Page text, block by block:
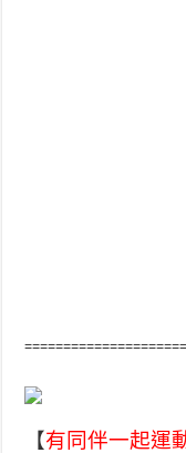
【有同伴一起運